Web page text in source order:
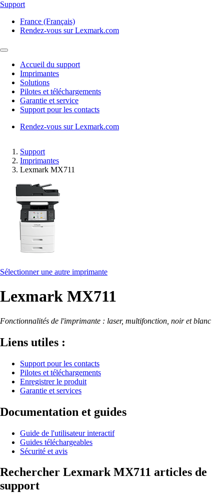
Support
France (Français)
Rendez-vous sur Lexmark.com
Accueil du support
Imprimantes
Solutions
Pilotes et téléchargements
Garantie et service
Support pour les contacts
Rendez-vous sur Lexmark.com
Support
Imprimantes
Lexmark MX711
Sélectionner une autre imprimante
Lexmark MX711
Fonctionnalités de l'imprimante : laser, multifonction, noir et blanc
Liens utiles :
Support pour les contacts
Pilotes et téléchargements
Enregistrer le produit
Garantie et services
Documentation et guides
Guide de l'utilisateur interactif
Guides téléchargeables
Sécurité et avis
Rechercher Lexmark MX711 articles de
support